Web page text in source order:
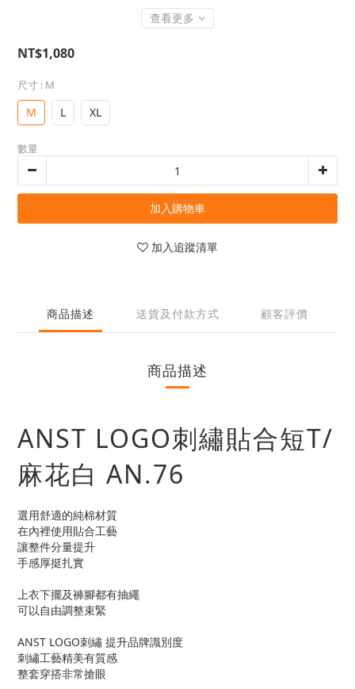
查看更多
NT$1,080
尺寸 : M
M L XL
數量
加入購物車
加入追蹤清單
商品描述 送貨及付款方式 顧客評價
商品描述
ANST LOGO刺繡貼合短T/
麻花白 AN.76
選用舒適的純棉材質
在內裡使用貼合工藝
讓整件分量提升
手感厚挺扎實
上衣下擺及褲腳都有抽繩
可以自由調整束緊
ANST LOGO刺繡 提升品牌識別度
刺繡工藝精美有質感
整套穿搭非常搶眼